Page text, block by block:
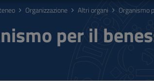
Organizzazione Altri organi Organismo
per il